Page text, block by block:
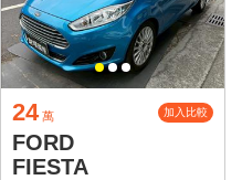
24 萬 加入比較
FORD
FIESTA